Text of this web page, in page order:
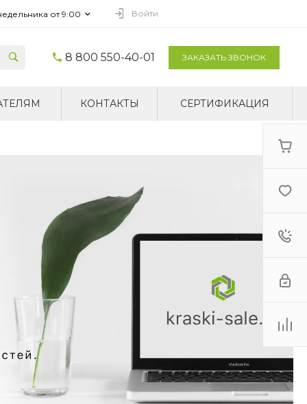
от 9:00 Войти
8 800 550-40-01 ЗАКАЗАТЬ ЗВОНОК
КОНТАКТЫ СЕРТИФИКАЦИЯ